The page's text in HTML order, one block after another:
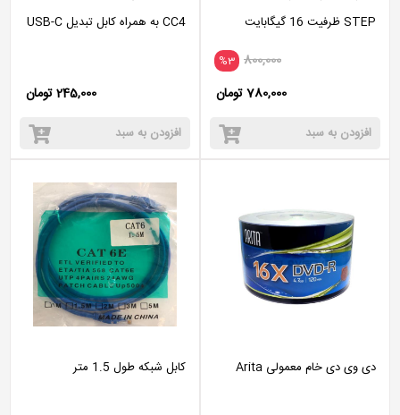
STEP ظرفیت 16 گیگابایت
%3 800,000
780,000 تومان
افزودن به سبد
CC4 به همراه کابل تبدیل USB-C
245,000 تومان
افزودن به سبد
دی وی دی خام معمولی Arita کابل شبکه طول 1.5 متر